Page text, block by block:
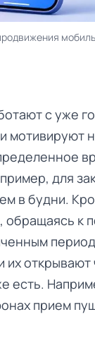
с уже
мотивируют
для
в будни.
к
их
есть.
прием